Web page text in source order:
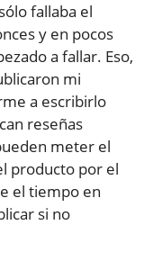
fallaba el
y en pocos
a fallar. Eso,
mi
a escribirlo
reseñas
meter el
producto por el
el tiempo en
si no